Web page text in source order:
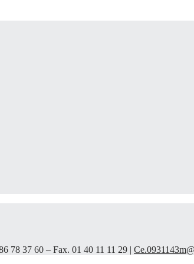
78 37 60 – Fax. 01 40 11 11 29 |